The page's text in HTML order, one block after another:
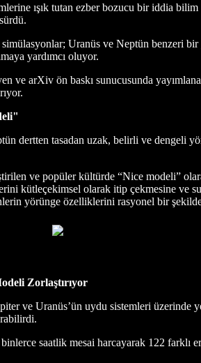
ışık tutan ezber bozucu bir iddia
Uranüs ve Neptün benzeri bir
yardımcı oluyor.
ve arXiv ön baskı sunucusunda
dertten tasadan uzak, belirli ve dengeli
ve popüler kültürde “Nice modeli”
kütleçekimsel olarak itip çekmesine ve
yörünge özelliklerini rasyonel bir
Zorlaştırıyor
ve Uranüs’ün uydu sistemleri üzerinde
saatlik mesai harcayarak 122